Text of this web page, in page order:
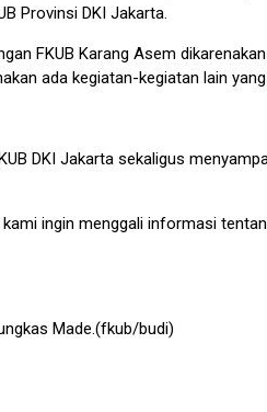
Provinsi DKI Jakarta.
FKUB Karang Asem
ada kegiatan-kegiatan lain
DKI Jakarta sekaligus
ingin menggali informasi
Made.(fkub/budi)